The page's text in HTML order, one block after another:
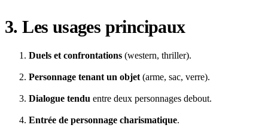
3. Les usages principaux
Duels et confrontations (western, thriller).
Personnage tenant un objet (arme, sac, verre).
Dialogue tendu entre deux personnages debout.
Entrée de personnage charismatique.